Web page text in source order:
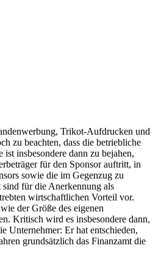
Trikot-Aufdrucken und
zu beachten, dass die betriebliche
insbesondere dann zu bejahen,
für den Sponsor auftritt, in
sowie die im Gegenzug zu
für die Anerkennung als
wirtschaftlichen Vorteil vor.
der Größe des eigenen
Kritisch wird es insbesondere dann,
Unternehmer: Er hat entschieden,
grundsätzlich das Finanzamt die